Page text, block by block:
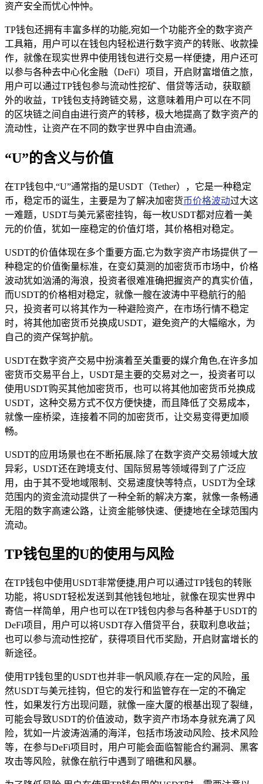
资产安全而忧心忡忡。
TP钱包还拥有丰富多样的功能,宛如一个功能齐全的数字资产
工具箱，用户可以在钱包内轻松进行数字资产的转账、收款操
作，就像在现实世界中使用钱包进行交易一样便捷，用户还可
以参与各种去中心化金融（DeFi）项目，开启财富增值之旅，
用户可以通过TP钱包参与流动性挖矿、借贷等活动，获取额
外的收益，TP钱包支持跨链交易，这意味着用户可以在不同
的区块链之间自由进行资产的转移，极大地提高了数字资产的
流动性，让资产在不同的数字世界中自由流通。
“U”的含义与价值
在TP钱包中,“U”通常指的是USDT（Tether），它是一种稳定
币，稳定币的诞生，主要是为了解决加密货币价格波动过大这
一难题，USDT与美元紧密挂钩，每一枚USDT都对应着一美
元的价值，犹如一座稳定的价值灯塔，其价格相对稳定。
USDT的价值体现在多个重要方面,它为数字资产市场提供了一
种稳定的价值衡量标准，在变幻莫测的加密货币市场中，价格
波动犹如汹涌的海浪，投资者很难准确把握资产的真实价值，
而USDT的价格相对稳定，就像一艘在波涛中平稳航行的船
只，投资者可以将其作为一种避险资产，在市场行情不稳定
时，将其他加密货币兑换成USDT，避免资产的大幅缩水，为
自己的资产保驾护航。
USDT在数字资产交易中扮演着至关重要的媒介角色,在许多加
密货币交易平台上，USDT是主要的交易对之一，投资者可以
使用USDT购买其他加密货币，也可以将其他加密货币兑换成
USDT，这种交易方式不仅方便快捷，而且降低了交易成本，
就像一座桥梁，连接着不同的加密货币，让交易变得更加顺
畅。
USDT的应用场景也在不断拓展,除了在数字资产交易领域大放
异彩，USDT还在跨境支付、国际贸易等领域得到了广泛应
用，由于其不受地域限制、交易速度快等特点，USDT为全球
范围内的资金流动提供了一种全新的解决方案，就像一条畅通
无阻的数字高速公路，让资金能够快速、便捷地在全球范围内
流动。
TP钱包里的U的使用与风险
在TP钱包中使用USDT非常便捷,用户可以通过TP钱包的转账
功能，将USDT轻松发送到其他钱包地址，就像在现实世界中
寄信一样简单，用户也可以在TP钱包内参与各种基于USDT的
DeFi项目，用户可以将USDT存入借贷平台，获取利息收益；
也可以参与流动性挖矿，获得项目代币奖励，开启财富增长的
新途径。
使用TP钱包里的USDT也并非一帆风顺,存在一定的风险，虽
然USDT与美元挂钩，但它的发行和监管存在一定的不确定
性，如果发行方出现问题，就像一座大厦的根基出现了裂缝，
可能会导致USDT的价值波动，数字资产市场本身就充满了风
险，犹如一片波涛汹涌的海洋，包括市场波动风险、技术风险
等，在参与DeFi项目时，用户可能会面临智能合约漏洞、黑客
攻击等风险，就像在航行中遇到了暗礁和风暴。